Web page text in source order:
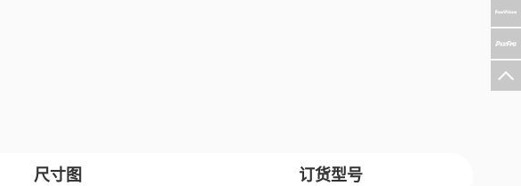
尺寸图 订货型号